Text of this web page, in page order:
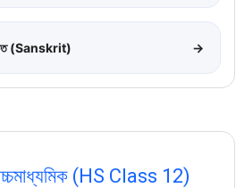
(Sanskrit) →
(HS Class 12)